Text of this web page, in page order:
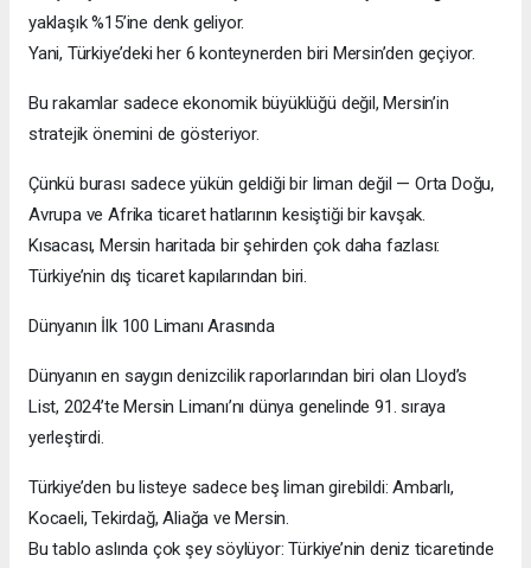
yaklaşık %15’ine denk geliyor.
Yani, Türkiye’deki her 6 konteynerden biri Mersin’den geçiyor.
Bu rakamlar sadece ekonomik büyüklüğü değil, Mersin’in
stratejik önemini de gösteriyor.
Çünkü burası sadece yükün geldiği bir liman değil — Orta Doğu,
Avrupa ve Afrika ticaret hatlarının kesiştiği bir kavşak.
Kısacası, Mersin haritada bir şehirden çok daha fazlası:
Türkiye’nin dış ticaret kapılarından biri.
Dünyanın İlk 100 Limanı Arasında
Dünyanın en saygın denizcilik raporlarından biri olan Lloyd’s
List, 2024’te Mersin Limanı’nı dünya genelinde 91. sıraya
yerleştirdi.
Türkiye’den bu listeye sadece beş liman girebildi: Ambarlı,
Kocaeli, Tekirdağ, Aliağa ve Mersin.
Bu tablo aslında çok şey söylüyor: Türkiye’nin deniz ticaretinde